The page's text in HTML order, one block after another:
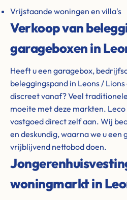
Vrijstaande woningen en villa's
Verkoop van
garageboxen in
Heeft u een garagebox,
beleggingspand in Leons /
discreet vanaf? Veel
moeite met deze markten.
vastgoed direct zelf aan. Wij
en deskundig, waarna we u een
vrijblijvend nettobod doen.
woningmarkt in